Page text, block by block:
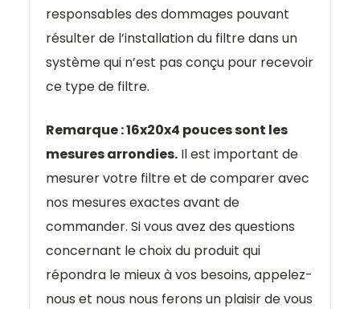
responsables des dommages pouvant
résulter de l’installation du filtre dans un
système qui n’est pas conçu pour recevoir
ce type de filtre.
Remarque : 16x20x4 pouces sont les
mesures arrondies. Il est important de
mesurer votre filtre et de comparer avec
nos mesures exactes avant de
commander. Si vous avez des questions
concernant le choix du produit qui
répondra le mieux à vos besoins, appelez-
nous et nous nous ferons un plaisir de vous